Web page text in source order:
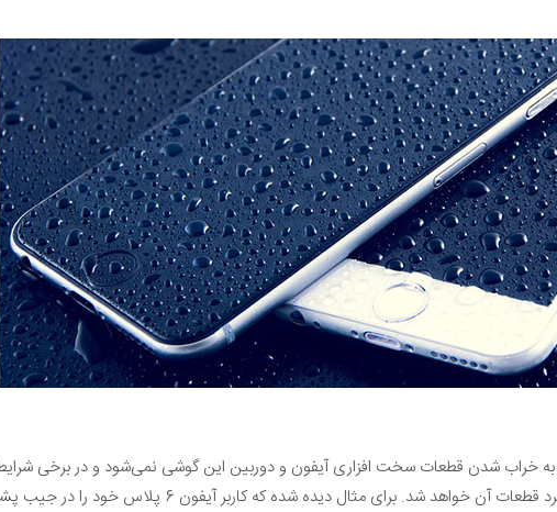
خراب شدن قطعات سخت افزاری آیفون و دوربین این گوشی نمی‌شود و در برخی
شدن فشار به دستگاه هم منجر به بروز اختلال در عملکرد قطعات آن خواهد شد. برای مثال دیده شده که کاربر آیفون 6 پلاس